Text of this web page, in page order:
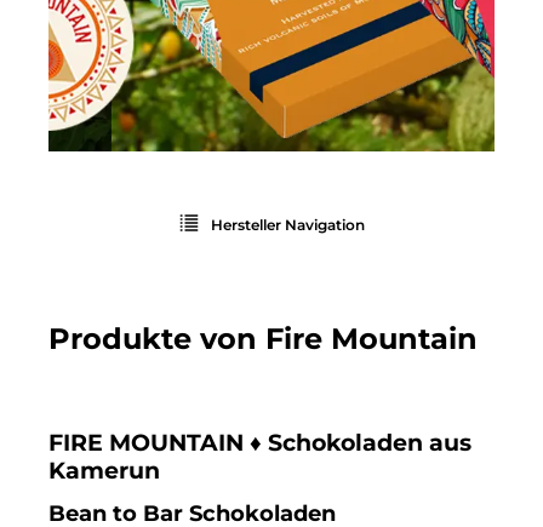
Hersteller Navigation
Produkte von Fire Mountain
FIRE MOUNTAIN ♦ Schokoladen aus
Kamerun
Bean to Bar Schokoladen